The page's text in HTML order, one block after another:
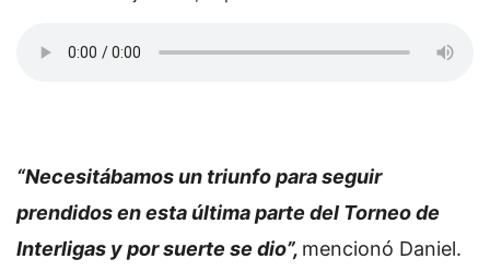
“Necesitábamos un triunfo para seguir
prendidos en esta última parte del Torneo de
Interligas y por suerte se dio”, mencionó Daniel.